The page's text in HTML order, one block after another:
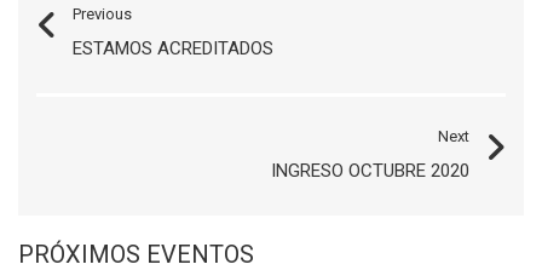
Previous
ESTAMOS ACREDITADOS
Next
INGRESO OCTUBRE 2020
PRÓXIMOS EVENTOS